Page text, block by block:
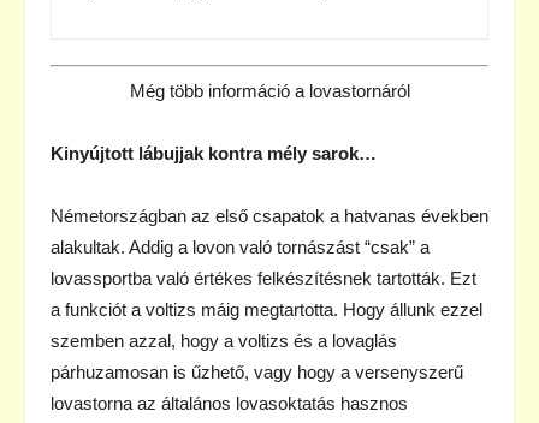
Még több információ a lovastornáról
Kinyújtott lábujjak kontra mély sarok…
Németországban az első csapatok a hatvanas években
alakultak. Addig a lovon való tornászást “csak” a
lovassportba való értékes felkészítésnek tartották. Ezt
a funkciót a voltizs máig megtartotta. Hogy állunk ezzel
szemben azzal, hogy a voltizs és a lovaglás
párhuzamosan is űzhető, vagy hogy a versenyszerű
lovastorna az általános lovasoktatás hasznos